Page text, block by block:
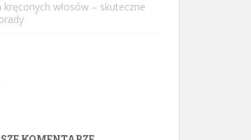
kręconych włosów – skuteczne